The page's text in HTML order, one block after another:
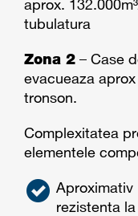
aprox.
tubulatura
Zona 2 – Case
evacueaza
tronson.
Complexitatea
elementele
Aproximativ
rezistenta